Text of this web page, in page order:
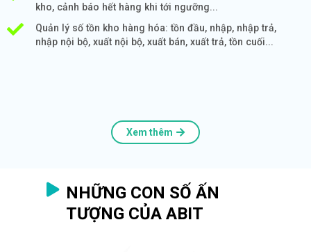
kho, cảnh báo hết hàng khi tới ngưỡng...
Quản lý số tồn kho hàng hóa: tồn đầu, nhập, nhập trả,
nhập nội bộ, xuất nội bộ, xuất bán, xuất trả, tồn cuối...
Xem thêm
NHỮNG CON SỐ ẤN
TƯỢNG CỦA ABIT